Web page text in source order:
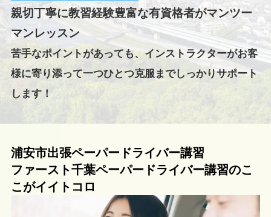
親切丁寧に教習経験豊富な有資格者がマンツー
マンレッスン
苦手なポイントがあっても、インストラクターがお客
様に寄り添って一つひとつ克服までしっかりサポート
します！
浦安市出張ペーパードライバー講習
ファースト千葉ペーパードライバー講習のこ
こがイイトコロ